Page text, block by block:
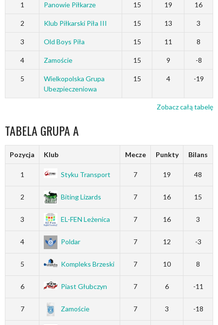
1 Panowie Piłkarze 15 19 16
2 Klub Piłkarski Piła III 15 13 3
3 Old Boys Piła 15 11 8
4 Zamoście 15 9 -8
5
Wielkopolska Grupa
Ubezpieczeniowa
15 4 -19
Zobacz całą tabelę
TABELA GRUPA A
Pozycja Klub Mecze Punkty Bilans
1 Styku Transport 7 19 48
2 Biting Lizards 7 16 15
3 EL-FEN Leżenica 7 16 3
4 Poldar 7 12 -3
5 Kompleks Brzeski 7 10 8
6 Piast Głubczyn 7 6 -11
7 Zamoście 7 3 -18